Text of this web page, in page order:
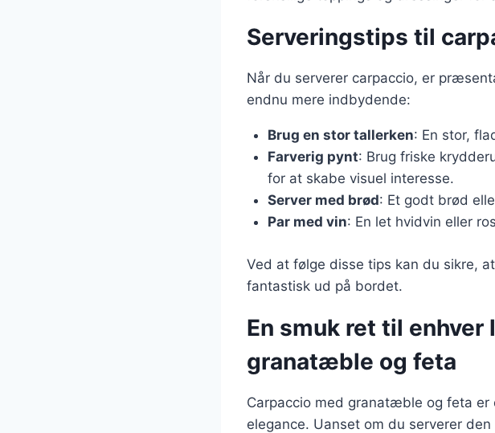
Serveringstips til
Når du serverer carpaccio, er
endnu mere indbydende:
Brug en stor tallerken: En stor,
Farverig pynt: Brug friske
for at skabe visuel interesse.
Server med brød: Et godt brød
Par med vin: En let hvidvin eller
Ved at følge disse tips kan du sikre,
fantastisk ud på bordet.
En smuk ret til
granatæble og feta
Carpaccio med granatæble og feta er
elegance. Uanset om du serverer